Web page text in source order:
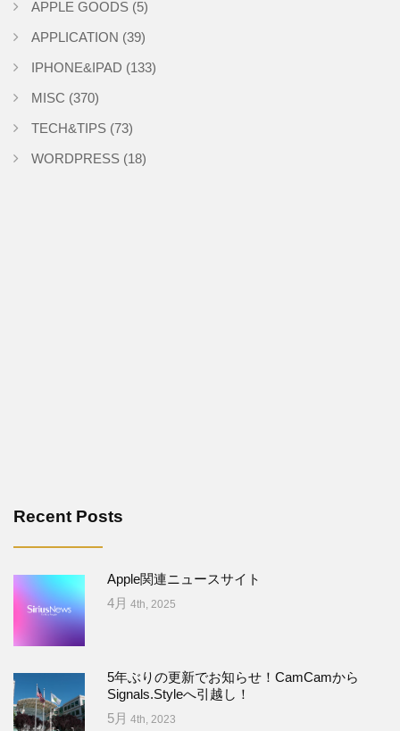
APPLE GOODS (5)
APPLICATION (39)
IPHONE&IPAD (133)
MISC (370)
TECH&TIPS (73)
WORDPRESS (18)
Recent Posts
Apple関連ニュースサイト
4月 4th, 2025
5年ぶりの更新でお知らせ！CamCamから
Signals.Styleへ引越し！
5月 4th, 2023